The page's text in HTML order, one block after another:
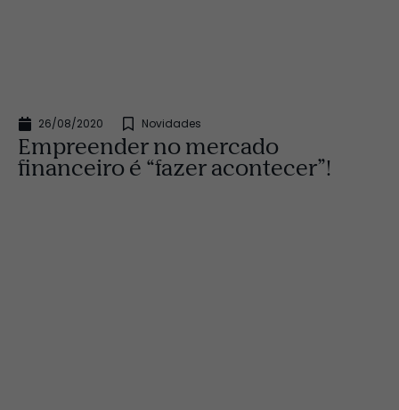
26/08/2020 Novidades
Empreender no mercado
financeiro é “fazer acontecer”!